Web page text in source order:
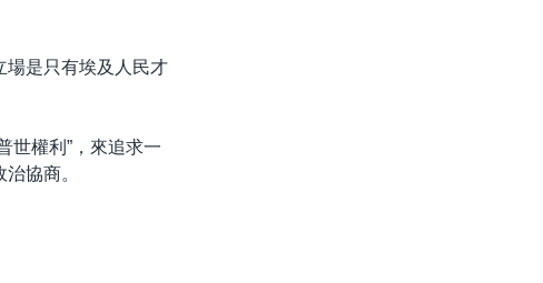
場是只有埃及人民才
世權利”，來追求一
協商。